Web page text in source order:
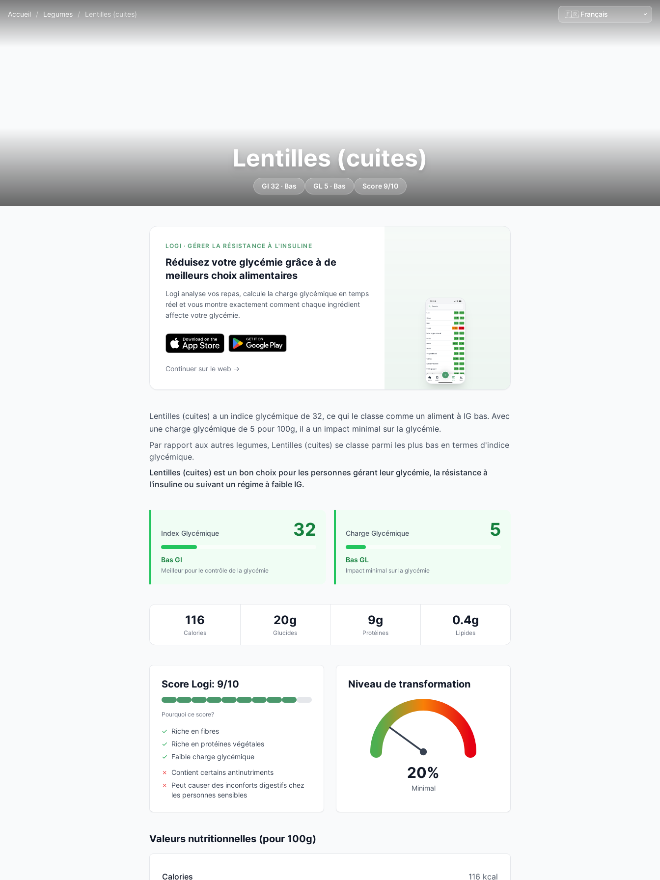
Accueil / Legumes / Lentilles (cuites)
Lentilles (cuites)
GI 32 · Bas GL 5 · Bas Score 9/10
LOGI · GÉRER LA RÉSISTANCE À L'INSULINE
Réduisez votre glycémie grâce à de
meilleurs choix alimentaires
Logi analyse vos repas, calcule la charge glycémique en temps
réel et vous montre exactement comment chaque ingrédient
affecte votre glycémie.
Continuer sur le web →
Lentilles (cuites) a un indice glycémique de 32, ce qui le classe comme un aliment à IG bas. Avec
une charge glycémique de 5 pour 100g, il a un impact minimal sur la glycémie.
Par rapport aux autres legumes, Lentilles (cuites) se classe parmi les plus bas en termes d'indice
glycémique.
Lentilles (cuites) est un bon choix pour les personnes gérant leur glycémie, la résistance à
l'insuline ou suivant un régime à faible IG.
Index Glycémique 32
Bas GI
Meilleur pour le contrôle de la glycémie
Charge Glycémique 5
Bas GL
Impact minimal sur la glycémie
116
Calories
20g
Glucides
9g
Protéines
0.4g
Lipides
Score Logi: 9/10
Pourquoi ce score?
✓ Riche en fibres
✓ Riche en protéines végétales
✓ Faible charge glycémique
✗
Contient certains antinutriments
✗
Peut causer des inconforts digestifs chez
les personnes sensibles
Niveau de transformation
20%
Minimal
Valeurs nutritionnelles (pour 100g)
Calories 116 kcal